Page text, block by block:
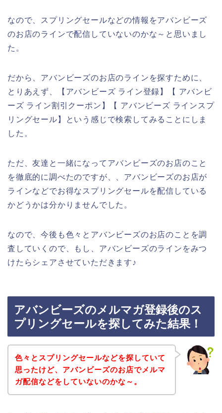
なので、スプリングセールなどの情報をアバンビーズ
のお店のラインで配信していないのかな～と思いまし
た。
だから、アバンビーズのお店のラインを探すために、
とりあえず、【アバンビーズ ライン登録】【 アバンビ
ーズ ライン割引クーポン】【 アバンビーズ ラインスプ
リングセール】という感じで検索してみることにしま
した。
ただ、友達と一緒になってアバンビーズのお店のこと
を徹底的に調べたのですが、、アバンビーズのお店が
ラインなどでお得なスプリングセールを配信している
かどうかは分かりませんでした。
なので、今後も色々とアバンビーズのお店のことを調
査していくので、もし、アバンビーズのラインをみつ
けたらシェアさせていただきます♪
アバンビーズのメルマガ登録後のス
プリングセールを探してみた結果！
色々とスプリングセールなどを探していて
思ったけど、アバンビーズのお店でメルマ
ガ配信などをしていないのかな～。